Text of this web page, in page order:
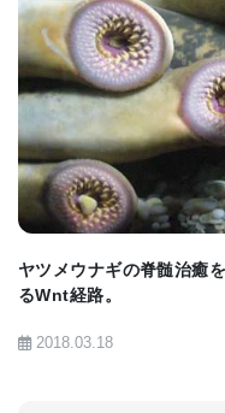
精神病の初期の徴候
ない。子どもは内向
し、時には劇的に低
をきたすこともある
暴発を起こすことも
が起こり、ありもし
ようになり、しばし
ゴンザレス・ヘイド
子供が社会的不安の
ヤツメウナギの脊髄治癒
るWnt経路。
2018.03.18